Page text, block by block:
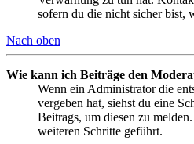
sofern du die nicht sicher bist,
Nach oben
Wie kann ich Beiträge den
Wenn ein Administrator die
vergeben hat, siehst du eine
Beitrags, um diesen zu
weiteren Schritte geführt.